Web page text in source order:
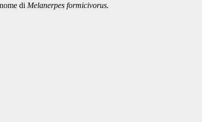
di Melanerpes formicivorus.